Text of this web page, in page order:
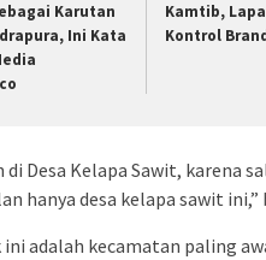
Karutan
Ini Kata
Kamtib,
Kontrol
Desa Kelapa Sawit, karena
hanya desa kelapa sawit ini,”
adalah kecamatan paling